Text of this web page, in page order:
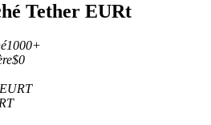
forex, métaux précieux et matières
Tether EURt
1000+
$0
EURT